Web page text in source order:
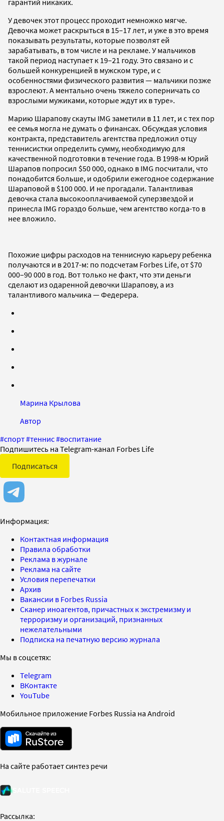
У девочек этот процесс проходит немножко мягче.
Девочка может раскрыться в 15–17 лет, и уже в это время
показывать результаты, которые позволят ей
зарабатывать, в том числе и на рекламе. У мальчиков
такой период наступает к 19–21 году. Это связано и с
большей конкуренцией в мужском туре, и с
особенностями физического развития — мальчики позже
взрослеют. А ментально очень тяжело соперничать со
взрослыми мужиками, которые ждут их в туре».
Марию Шарапову скауты IMG заметили в 11 лет, и с тех пор
ее семья могла не думать о финансах. Обсуждая условия
контракта, представитель агентства предложил отцу
теннисистки определить сумму, необходимую для
качественной подготовки в течение года. В 1998-м Юрий
Шарапов попросил $50 000, однако в IMG посчитали, что
понадобится больше, и одобрили ежегодное содержание
Шараповой в $100 000. И не прогадали. Талантливая
девочка стала высокооплачиваемой суперзвездой и
принесла IMG гораздо больше, чем агентство когда-то в
нее вложило.
Похожие цифры расходов на теннисную карьеру ребенка
получаются и в 2017-м: по подсчетам Forbes Life, от $70
000–90 000 в год. Вот только не факт, что эти деньги
сделают из одаренной девочки Шарапову, а из
талантливого мальчика — Федерера.
Марина Крылова
Автор
#спорт#теннис#воспитание
Подпишитесь на Telegram-канал Forbes Life
Подписаться
Информация:
Контактная информация
Правила обработки
Реклама в журнале
Реклама на сайте
Условия перепечатки
Архив
Вакансии в Forbes Russia
Сканер иноагентов, причастных к экстремизму и
терроризму и организаций, признанных
нежелательными
Подписка на печатную версию журнала
Мы в соцсетях:
Telegram
ВКонтакте
YouTube
Мобильное приложение Forbes Russia на Android
На сайте работает синтез речи
Рассылка: